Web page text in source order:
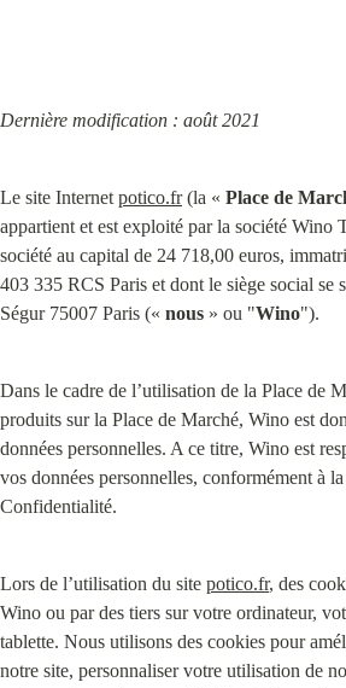
Dernière modification : août 2021
Le site Internet potico.fr (la « Place de
appartient et est exploité par la société Wino
société au capital de 24 718,00 euros,
403 335 RCS Paris et dont le siège social se
Ségur 75007 Paris (« nous » ou "Wino").
Dans le cadre de l’utilisation de la Place de
produits sur la Place de Marché, Wino est
données personnelles. A ce titre, Wino est
vos données personnelles, conformément à
Confidentialité.
Lors de l’utilisation du site potico.fr, des
Wino ou par des tiers sur votre ordinateur,
tablette. Nous utilisons des cookies pour
notre site, personnaliser votre utilisation de